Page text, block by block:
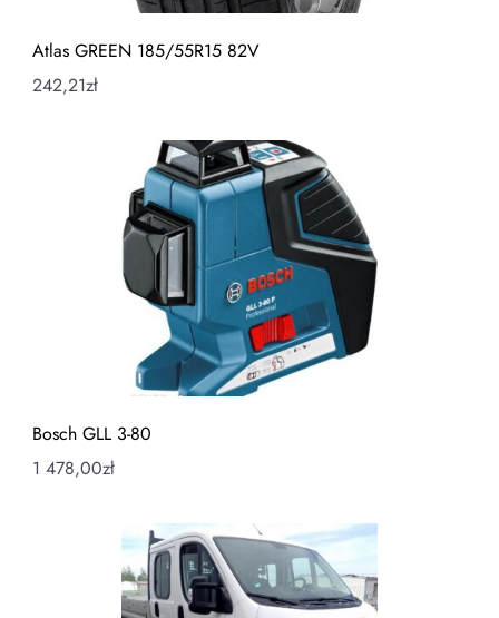
Atlas GREEN 185/55R15 82V
242,21zł
Bosch GLL 3-80
1 478,00zł